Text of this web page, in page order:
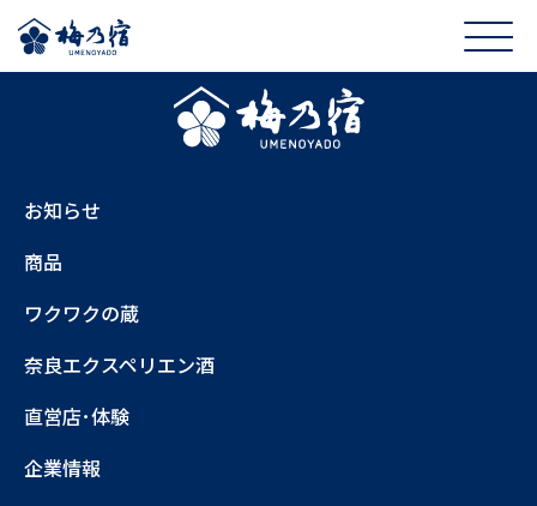
お知らせ
商品
ワクワクの蔵
奈良エクスペリエン酒
直営店･体験
企業情報